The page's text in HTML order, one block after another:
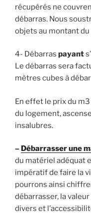
récupérés ne
débarras. Nous
objets au montant du
4- Débarras payant
Le débarras sera
mètres cubes à
En effet le prix du
du logement,
insalubres.
– Débarrasser une
du matériel adéquat
impératif de faire la
pourrons ainsi
débarrasser, la
divers et